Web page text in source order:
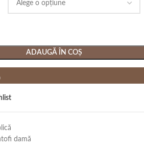
ADAUGĂ ÎN COȘ
damă